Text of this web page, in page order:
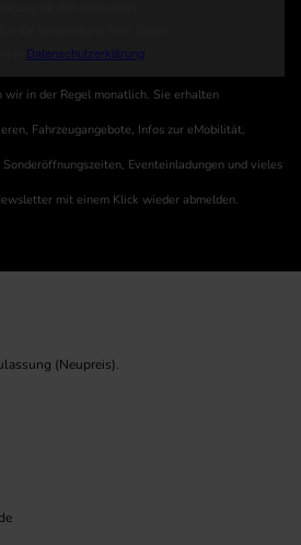
in der Regel monatlich. Sie erhalten
Fahrzeugangebote, Infos zur eMobilität,
Eventeinladungen und vieles
mit einem Klick wieder abmelden.
(Neupreis).